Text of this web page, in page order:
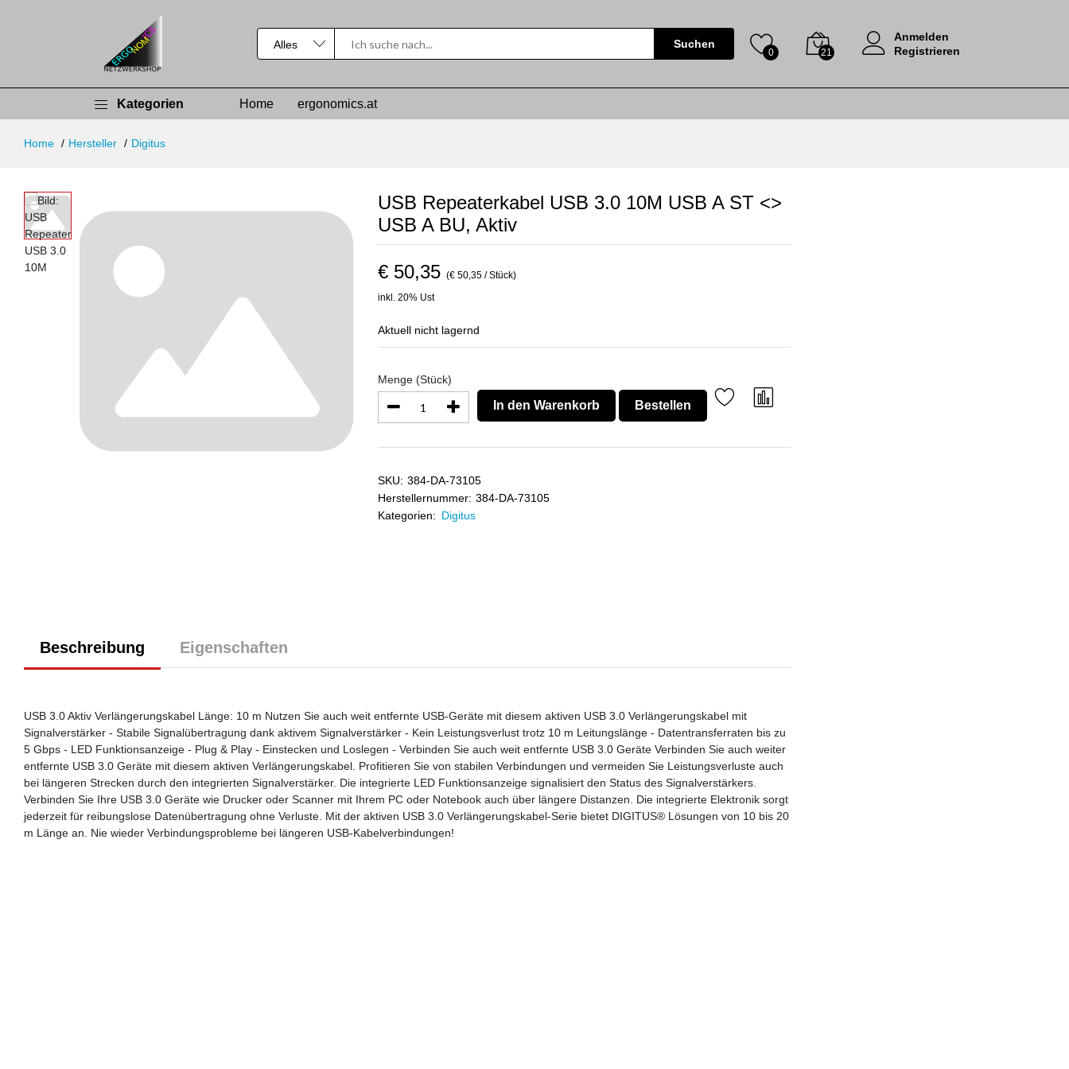
Suchen
0 21
Anmelden
Registrieren
Kategorien Home ergonomics.at
Home Hersteller Digitus
USB Repeaterkabel USB 3.0 10M USB A ST <>
USB A BU, Aktiv
€ 50,35 (€ 50,35 / Stück)
inkl. 20% Ust
Aktuell nicht lagernd
Menge (Stück)
In den Warenkorb Bestellen
SKU: 384-DA-73105
Herstellernummer: 384-DA-73105
Kategorien: Digitus
Beschreibung Eigenschaften
USB 3.0 Aktiv Verlängerungskabel Länge: 10 m Nutzen Sie auch weit entfernte USB-Geräte mit diesem aktiven USB 3.0 Verlängerungskabel mit
Signalverstärker - Stabile Signalübertragung dank aktivem Signalverstärker - Kein Leistungsverlust trotz 10 m Leitungslänge - Datentransferraten bis zu
5 Gbps - LED Funktionsanzeige - Plug & Play - Einstecken und Loslegen - Verbinden Sie auch weit entfernte USB 3.0 Geräte Verbinden Sie auch weiter
entfernte USB 3.0 Geräte mit diesem aktiven Verlängerungskabel. Profitieren Sie von stabilen Verbindungen und vermeiden Sie Leistungsverluste auch
bei längeren Strecken durch den integrierten Signalverstärker. Die integrierte LED Funktionsanzeige signalisiert den Status des Signalverstärkers.
Verbinden Sie Ihre USB 3.0 Geräte wie Drucker oder Scanner mit Ihrem PC oder Notebook auch über längere Distanzen. Die integrierte Elektronik sorgt
jederzeit für reibungslose Datenübertragung ohne Verluste. Mit der aktiven USB 3.0 Verlängerungskabel-Serie bietet DIGITUS® Lösungen von 10 bis 20
m Länge an. Nie wieder Verbindungsprobleme bei längeren USB-Kabelverbindungen!